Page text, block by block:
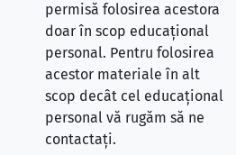
permisă folosirea acestora
doar în scop educațional
personal. Pentru folosirea
acestor materiale în alt
scop decât cel educațional
personal vă rugăm să ne
contactați.